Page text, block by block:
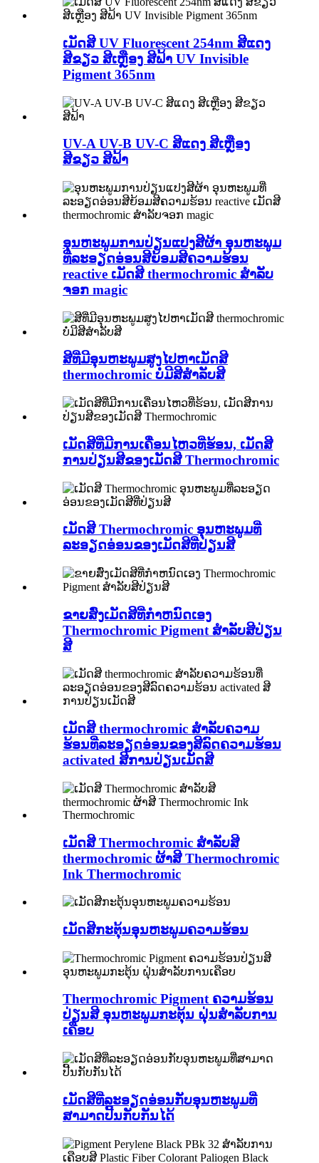
ເມັດສີ UV Fluorescent 254nm ສີແດງ
ສີຂຽວ ສີເຫຼືອງ ສີຟ້າ UV Invisible
Pigment 365nm
UV-A UV-B UV-C ສີແດງ ສີເຫຼືອງ
ສີຂຽວ ສີຟ້າ
ອຸນຫະພູມການປ່ຽນແປງສີຜ້າ ອຸນຫະພູມ
ທີ່ລະອຽດອ່ອນສີຍ້ອມສີຄວາມຮ້ອນ
reactive ເມັດສີ thermochromic ສໍາລັບ
ຈອກ magic
ສີທີ່ມີອຸນຫະພູມສູງໄປຫາເມັດສີ
thermochromic ບໍ່ມີສີສໍາລັບສີ
ເມັດສີທີ່ມີການເຄື່ອນໄຫວທີ່ຮ້ອນ, ເມັດສີ
ການປ່ຽນສີຂອງເມັດສີ Thermochromic
ເມັດສີ Thermochromic ອຸນຫະພູມທີ່
ລະອຽດອ່ອນຂອງເມັດສີທີ່ປ່ຽນສີ
ຂາຍສົ່ງເມັດສີທີ່ກໍາຫນົດເອງ
Thermochromic Pigment ສໍາລັບສີປ່ຽນ
ສີ
ເມັດສີ thermochromic ສໍາລັບຄວາມ
ຮ້ອນທີ່ລະອຽດອ່ອນຂອງສີລົດຄວາມຮ້ອນ
activated ສີການປ່ຽນເມັດສີ
ເມັດສີ Thermochromic ສໍາລັບສີ
thermochromic ຜ້າສີ Thermochromic
Ink Thermochromic
ເມັດສີກະຕຸ້ນອຸນຫະພູມຄວາມຮ້ອນ
Thermochromic Pigment ຄວາມຮ້ອນ
ປ່ຽນສີ ອຸນຫະພູມກະຕຸ້ນ ຝຸ່ນສໍາລັບການ
ເຄືອບ
ເມັດສີທີ່ລະອຽດອ່ອນກັບອຸນຫະພູມທີ່
ສາມາດປີ້ນກັບກັນໄດ້